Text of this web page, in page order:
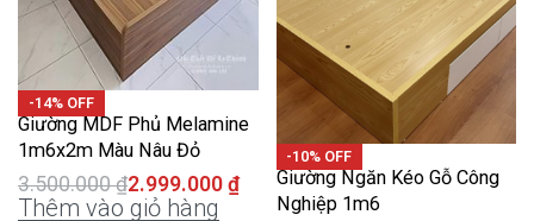
-14% OFF
Giường MDF Phủ Melamine
1m6x2m Màu Nâu Đỏ
3.500.000₫2.999.000 ₫
Thêm vào giỏ hàng
-10% OFF
Giường Ngăn Kéo Gỗ Công
Nghiệp 1m6